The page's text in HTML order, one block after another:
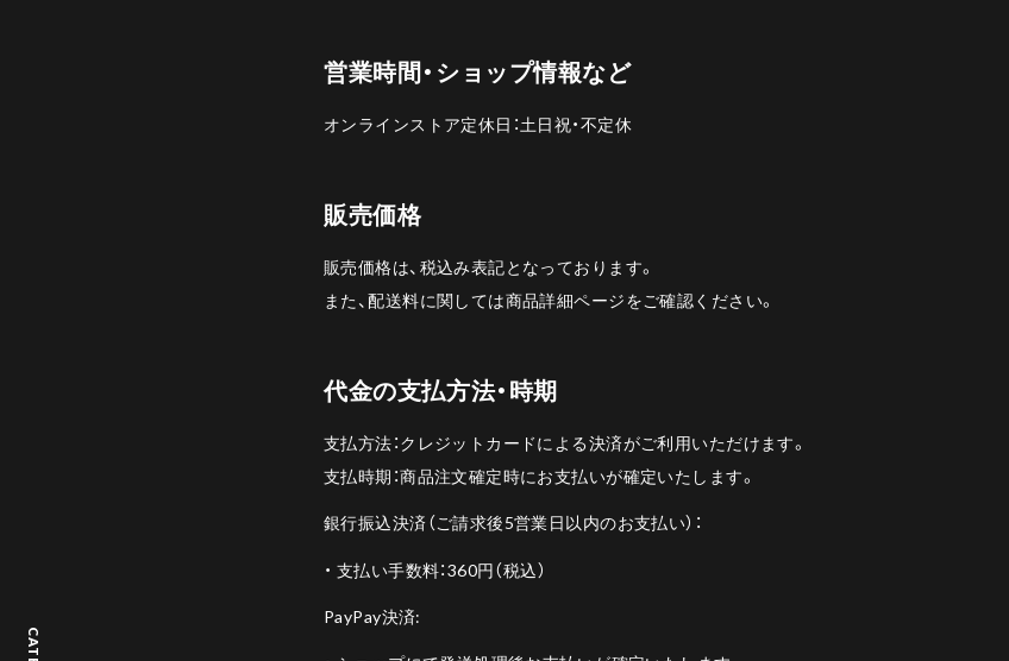
営業時間・ショップ情報など
オンラインストア定休日：土日祝・不定休
販売価格
販売価格は、税込み表記となっております。
また、配送料に関しては商品詳細ページをご確認ください。
代金の支払方法・時期
支払方法：クレジットカードによる決済がご利用いただけます。
支払時期：商品注文確定時にお支払いが確定いたします。
銀行振込決済（ご請求後5営業日以内のお支払い）：
・ 支払い手数料：360円（税込）
PayPay決済: